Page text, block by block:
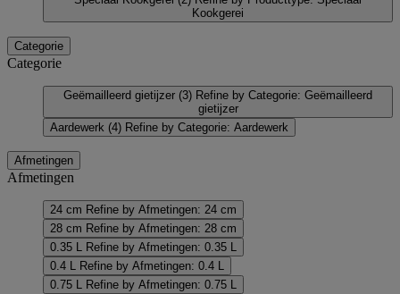
Kookgerei
Categorie
Categorie
Geëmailleerd gietijzer (3) Refine by Categorie: Geëmailleerd
gietijzer
Aardewerk (4) Refine by Categorie: Aardewerk
Afmetingen
Afmetingen
24 cm Refine by Afmetingen: 24 cm
28 cm Refine by Afmetingen: 28 cm
0.35 L
Refine by Afmetingen: 0.35 L
0.4 L
Refine by Afmetingen: 0.4 L
0.75 L
Refine by Afmetingen: 0.75 L